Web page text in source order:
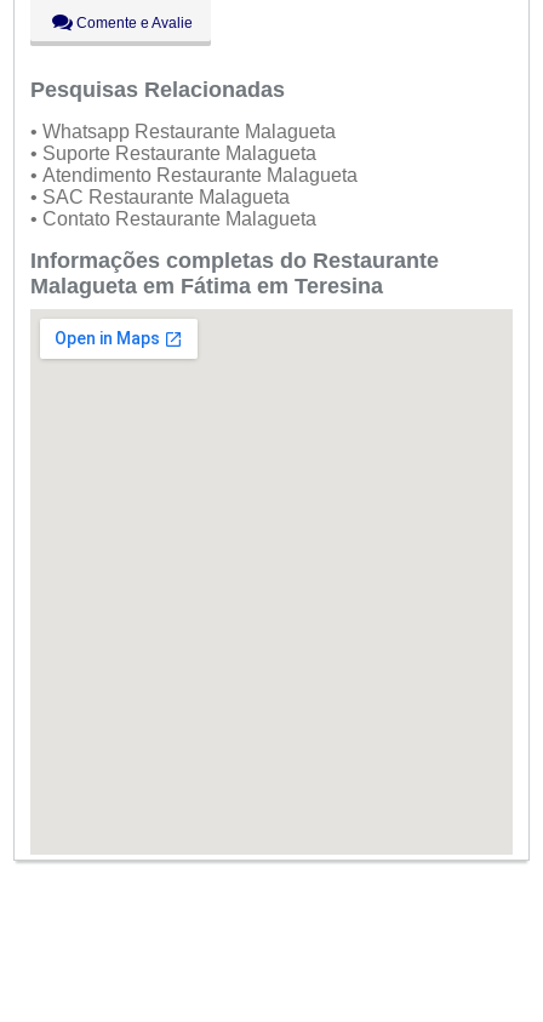
Sáb:
Dom:
Fechado
Comente e Avalie
Pesquisas Relacionadas
• Whatsapp Restaurante Malagueta
• Suporte Restaurante Malagueta
• Atendimento Restaurante Malagueta
• SAC Restaurante Malagueta
• Contato Restaurante Malagueta
Informações completas do Restaurante
Malagueta em Fátima em Teresina